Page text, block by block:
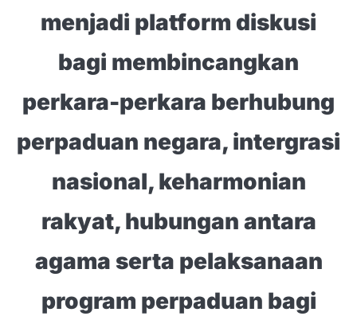
menjadi platform diskusi
bagi membincangkan
perkara-perkara berhubung
perpaduan negara, intergrasi
nasional, keharmonian
rakyat, hubungan antara
agama serta pelaksanaan
program perpaduan bagi